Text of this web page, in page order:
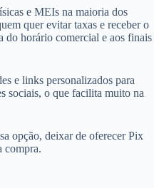
e MEIs na maioria dos
quer evitar taxas e receber o
do horário comercial e aos finais
e links personalizados para
sociais, o que facilita muito na
opção, deixar de oferecer Pix
compra.